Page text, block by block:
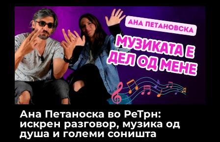
Ана Петаноска во РеТрн:
искрен разговор, музика од
душа и големи соништа